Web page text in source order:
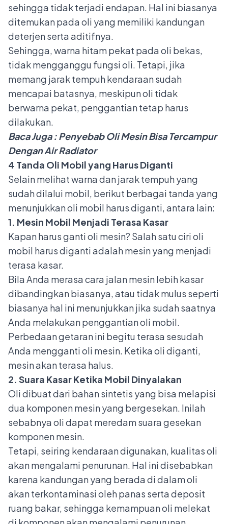
sehingga tidak terjadi endapan. Hal ini biasanya
ditemukan pada oli yang memiliki kandungan
deterjen serta aditifnya.
Sehingga, warna hitam pekat pada oli bekas,
tidak mengganggu fungsi oli. Tetapi, jika
memang jarak tempuh kendaraan sudah
mencapai batasnya, meskipun oli tidak
berwarna pekat, penggantian tetap harus
dilakukan.
Baca Juga :Penyebab Oli Mesin Bisa Tercampur
Dengan Air Radiator
4 Tanda Oli Mobil yang Harus Diganti
Selain melihat warna dan jarak tempuh yang
sudah dilalui mobil, berikut berbagai tanda yang
menunjukkan oli mobil harus diganti, antara lain:
1. Mesin Mobil Menjadi Terasa Kasar
Kapan harus ganti oli mesin? Salah satu ciri oli
mobil harus diganti adalah mesin yang menjadi
terasa kasar.
Bila Anda merasa cara jalan mesin lebih kasar
dibandingkan biasanya, atau tidak mulus seperti
biasanya hal ini menunjukkan jika sudah saatnya
Anda melakukan penggantian oli mobil.
Perbedaan getaran ini begitu terasa sesudah
Anda mengganti oli mesin. Ketika oli diganti,
mesin akan terasa halus.
2. Suara Kasar Ketika Mobil Dinyalakan
Oli dibuat dari bahan sintetis yang bisa melapisi
dua komponen mesin yang bergesekan. Inilah
sebabnya oli dapat meredam suara gesekan
komponen mesin.
Tetapi, seiring kendaraan digunakan, kualitas oli
akan mengalami penurunan. Hal ini disebabkan
karena kandungan yang berada di dalam oli
akan terkontaminasi oleh panas serta deposit
ruang bakar, sehingga kemampuan oli melekat